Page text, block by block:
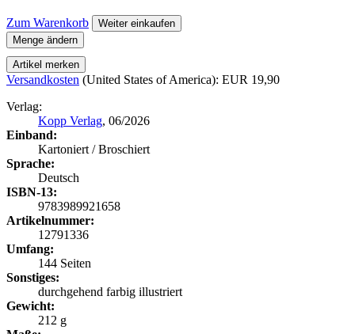
Zum Warenkorb
Weiter einkaufen
Menge ändern
Artikel merken
Versandkosten (United States of America): EUR 19,90
Verlag:
Kopp Verlag, 06/2026
Einband:
Kartoniert / Broschiert
Sprache:
Deutsch
ISBN-13:
9783989921658
Artikelnummer:
12791336
Umfang:
144 Seiten
Sonstiges:
durchgehend farbig illustriert
Gewicht:
212 g